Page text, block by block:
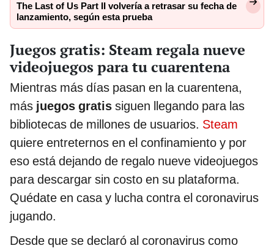
The Last of Us Part II volvería a retrasar su fecha de
lanzamiento, según esta prueba
Juegos gratis: Steam regala nueve
videojuegos para tu cuarentena
Mientras más días pasan en la cuarentena,
más juegos gratis siguen llegando para las
bibliotecas de millones de usuarios. Steam
quiere entreternos en el confinamiento y por
eso está dejando de regalo nueve videojuegos
para descargar sin costo en su plataforma.
Quédate en casa y lucha contra el coronavirus
jugando.
Desde que se declaró al coronavirus como